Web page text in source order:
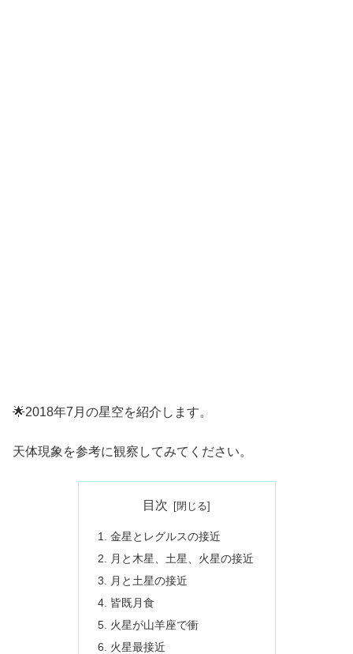
🌟2018年7月の星空を紹介します。
天体現象を参考に観察してみてください。
目次
金星とレグルスの接近
月と木星、土星、火星の接近
月と土星の接近
皆既月食
火星が山羊座で衝
火星最接近